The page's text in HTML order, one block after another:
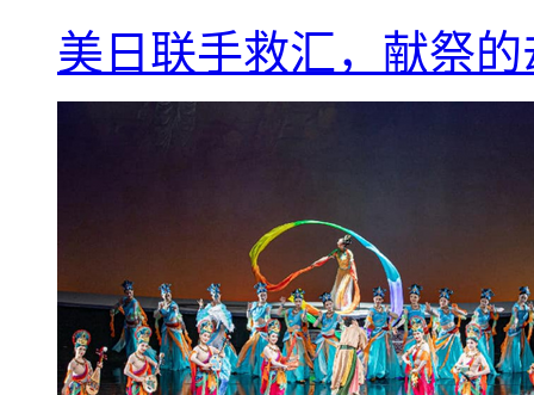
美日联手救汇，献祭